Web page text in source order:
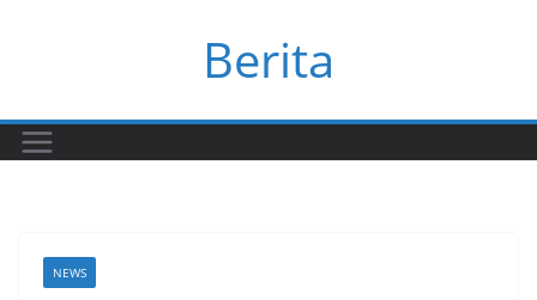
Berita
NEWS